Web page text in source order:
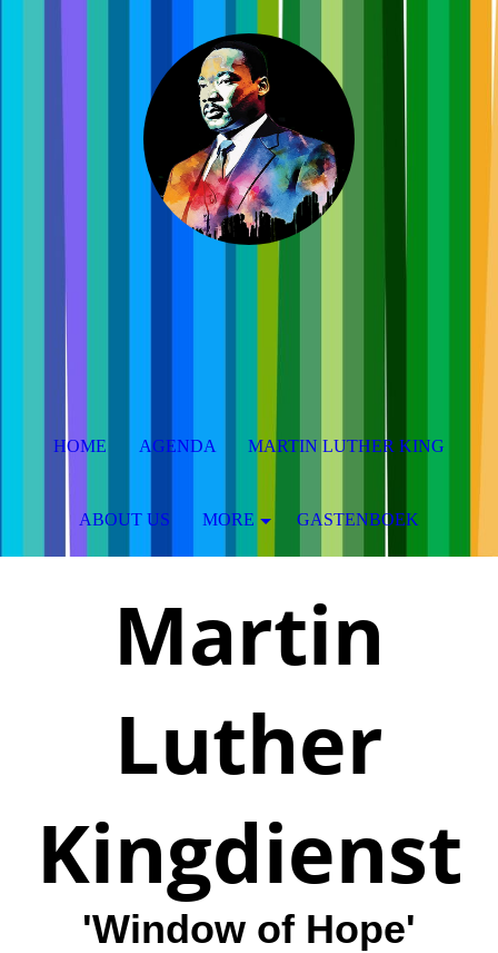
Martin
Luther
Kingdienst
'Window of Hope'
HOME AGENDA MARTIN LUTHER KING
ABOUT US MORE GASTENBOEK